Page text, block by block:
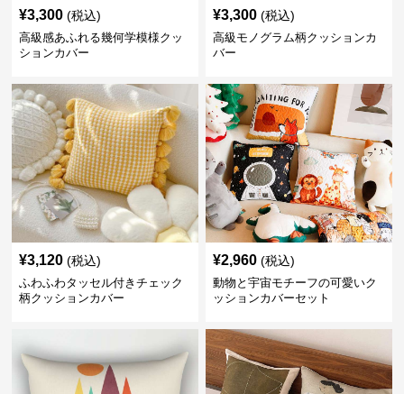
¥3,300 (税込)
高級感あふれる幾何学模様クッ
ションカバー
¥3,300 (税込)
高級モノグラム柄クッションカ
バー
¥3,120 (税込)
ふわふわタッセル付きチェック
柄クッションカバー
¥2,960 (税込)
動物と宇宙モチーフの可愛いク
ッションカバーセット